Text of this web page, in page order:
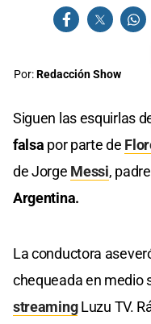
Por:Redacción Show
Siguen las esquirlas
falsa por parte de
de Jorge Messi,
Argentina.
La conductora
chequeada en medio
streamingLuzu TV.